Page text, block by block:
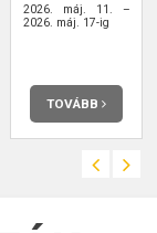
2026. máj. 11. –
2026. máj. 17-ig
TOVÁBB